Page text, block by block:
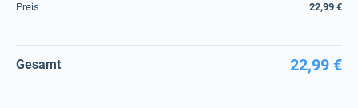
Preis 22,99 €
Gesamt 22,99 €